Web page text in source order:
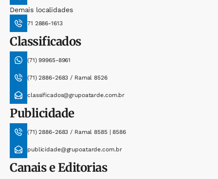
Demais localidades
71 2886-1613
Classificados
(71) 99965-8961
(71) 2886-2683 / Ramal 8526
classificados@grupoatarde.com.br
Publicidade
(71) 2886-2683 / Ramal 8585 | 8586
publicidade@grupoatarde.com.br
Canais e Editorias